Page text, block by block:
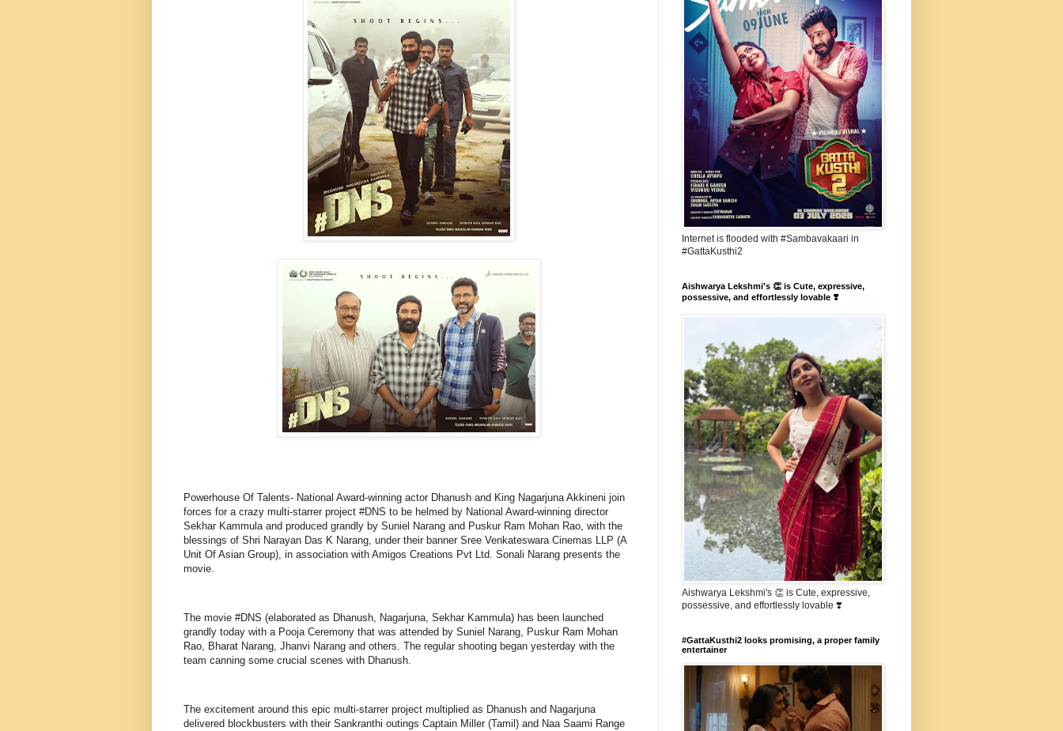
Powerhouse Of Talents- National Award-winning actor Dhanush and King Nagarjuna Akkineni join
forces for a crazy multi-starrer project #DNS to be helmed by National Award-winning director
Sekhar Kammula and produced grandly by Suniel Narang and Puskur Ram Mohan Rao, with the
blessings of Shri Narayan Das K Narang, under their banner Sree Venkateswara Cinemas LLP (A
Unit Of Asian Group), in association with Amigos Creations Pvt Ltd. Sonali Narang presents the
movie.
The movie #DNS (elaborated as Dhanush, Nagarjuna, Sekhar Kammula) has been launched
grandly today with a Pooja Ceremony that was attended by Suniel Narang, Puskur Ram Mohan
Rao, Bharat Narang, Jhanvi Narang and others. The regular shooting began yesterday with the
team canning some crucial scenes with Dhanush.
The excitement around this epic multi-starrer project multiplied as Dhanush and Nagarjuna
delivered blockbusters with their Sankranthi outings Captain Miller (Tamil) and Naa Saami Range
Internet is flooded with #Sambavakaari in
#GattaKusthi2
Aishwarya Lekshmi's 👏 is Cute, expressive,
possessive, and effortlessly lovable ❣️
Aishwarya Lekshmi's 👏 is Cute, expressive,
possessive, and effortlessly lovable ❣️
#GattaKusthi2 looks promising, a proper family
entertainer